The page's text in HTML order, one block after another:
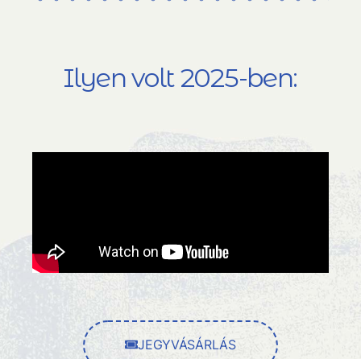
Ilyen volt 2025-ben:
JEGYVÁSÁRLÁS